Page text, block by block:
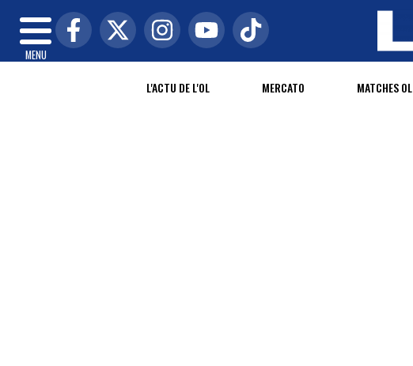
MENU
L'ACTU DE L'OL MERCATO MATCHES OL